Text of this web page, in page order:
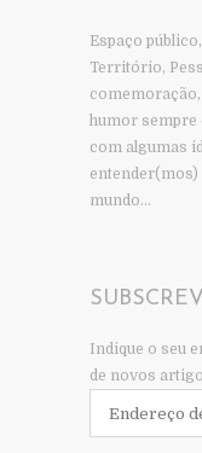
Espaço
Território,
humor sempre
com algumas
entender(mos)
mundo…
Indique o seu
de novos